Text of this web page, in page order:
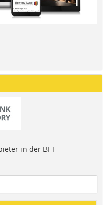
in der BFT